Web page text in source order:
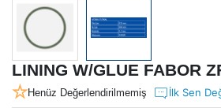
LINING W/GLUE FABOR
Henüz Değerlendirilmemiş İlk Sen